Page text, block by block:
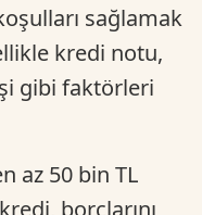
sağlamak
kredi notu,
gibi faktörleri
az 50 bin TL
borçlarını